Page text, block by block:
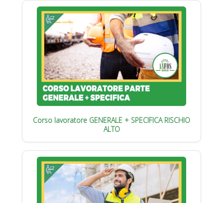
Corso lavoratore GENERALE + SPECIFICA RISCHIO
ALTO